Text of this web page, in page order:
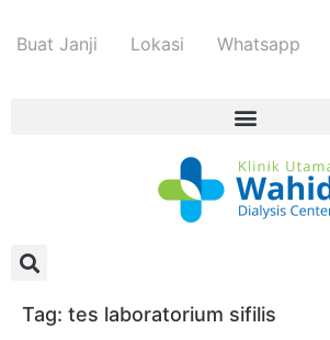
Buat Janji Lokasi Whatsapp
Tag: tes laboratorium sifilis